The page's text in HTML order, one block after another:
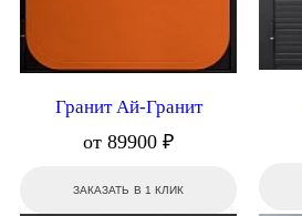
Гранит Ай-Гранит
от 89900 ₽
ЗАКАЗАТЬ В 1 КЛИК